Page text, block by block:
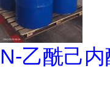
N-乙酰己